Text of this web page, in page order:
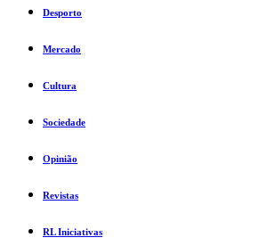
Desporto
Mercado
Cultura
Sociedade
Opinião
Revistas
RL Iniciativas